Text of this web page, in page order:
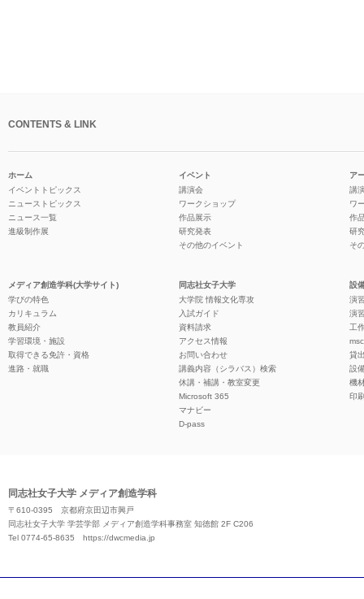
CONTENTS & LINK
ホーム
イベントトピックス
ニューストピックス
ニュース一覧
進級制作展
イベント
講演会
ワークショップ
作品展示
研究発表
その他のイベント
ア
講
ワ
作
研
そ
メディア創造学科(大学サイト)
学びの特色
カリキュラム
教員紹介
学習環境・施設
取得できる免許・資格
進路・就職
同志社女子大学
大学院 情報文化専攻
入試ガイド
資料請求
アクセス情報
お問い合わせ
講義内容（シラバス）検索
休講・補講・教室変更
Microsoft 365
マナビー
D-pass
設
演
演
工
貸
設
機
印
同志社女子大学 メディア創造学科
〒610-0395 京都府京田辺市興戸
同志社女子大学 学芸学部 メディア創造学科事務室 知徳館 2F C206
Tel 0774-65-8635 https://dwcmedia.jp